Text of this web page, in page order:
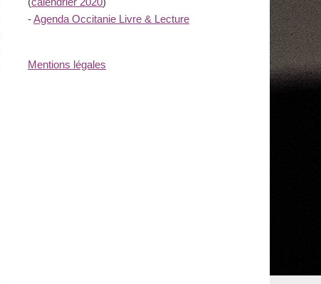
-Agenda Occitanie Livre & Lecture
Mentions légales